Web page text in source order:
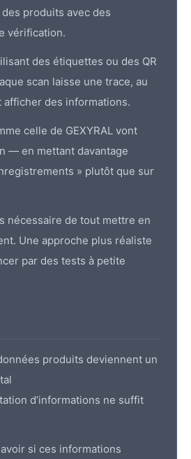
produits avec des
vérification.
des étiquettes ou des QR
scan laisse une trace, au
afficher des informations.
celle de GEXYRAL vont
— en mettant davantage
» plutôt que sur
nécessaire de tout mettre en
Une approche plus réaliste
par des tests à petite
produits deviennent un
d’informations ne suffit
si ces informations